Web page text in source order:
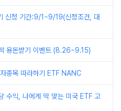
신청 기간:9/1~9/19(신청조건, 대
용돈받기 이벤트 (8.26~9.15)
종목 따라하기 ETF NANC
수익, 나에게 딱 맞는 미국 ETF 고